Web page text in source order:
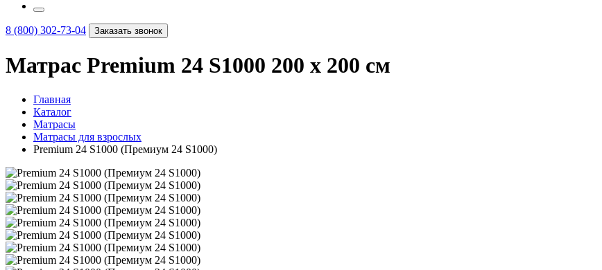
8 (800) 302-73-04 Заказать звонок
Матрас Premium 24 S1000 200 х 200 см
Главная
Каталог
Матрасы
Матрасы для взрослых
Premium 24 S1000 (Премиум 24 S1000)